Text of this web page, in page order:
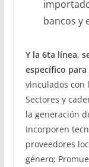
bancos y
Y la 6ta línea,
específico
vinculados con
Sectores y
la generación
Incorporen
proveedores
género;